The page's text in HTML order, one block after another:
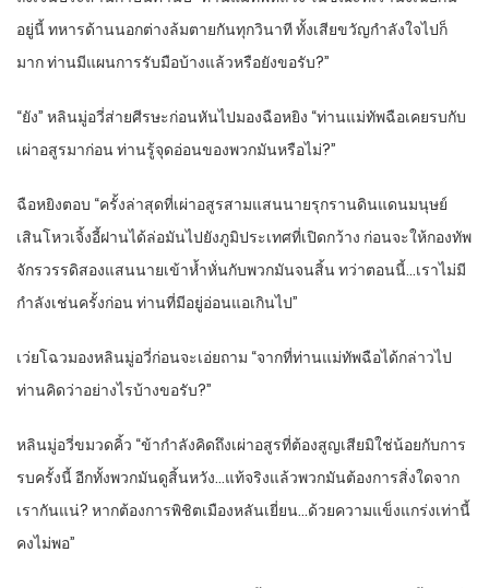
อยู่นี้ ทหารด้านนอกต่างล้มตายกันทุกวินาที ทั้งเสียขวัญกำลังใจไปก็
มาก ท่านมีแผนการรับมือบ้างแล้วหรือยังขอรับ?”
“ยัง” หลินมู่อวี่ส่ายศีรษะก่อนหันไปมองฉือหยิง “ท่านแม่ทัพฉือเคยรบกับ
เผ่าอสูรมาก่อน ท่านรู้จุดอ่อนของพวกมันหรือไม่?”
ฉือหยิงตอบ “ครั้งล่าสุดที่เผ่าอสูรสามแสนนายรุกรานดินแดนมนุษย์
เสินโหวเจิ้งอี้ฝานได้ล่อมันไปยังภูมิประเทศที่เปิดกว้าง ก่อนจะให้กองทัพ
จักรวรรดิสองแสนนายเข้าห้ำหั่นกับพวกมันจนสิ้น ทว่าตอนนี้…เราไม่มี
กำลังเช่นครั้งก่อน ท่านที่มีอยู่อ่อนแอเกินไป”
เว่ยโฉวมองหลินมู่อวี่ก่อนจะเอ่ยถาม “จากที่ท่านแม่ทัพฉือได้กล่าวไป
ท่านคิดว่าอย่างไรบ้างขอรับ?”
หลินมู่อวี่ขมวดคิ้ว “ข้ากำลังคิดถึงเผ่าอสูรที่ต้องสูญเสียมิใช่น้อยกับการ
รบครั้งนี้ อีกทั้งพวกมันดูสิ้นหวัง…แท้จริงแล้วพวกมันต้องการสิ่งใดจาก
เรากันแน่? หากต้องการพิชิตเมืองหลันเยี่ยน…ด้วยความแข็งแกร่งเท่านี้
คงไม่พอ”